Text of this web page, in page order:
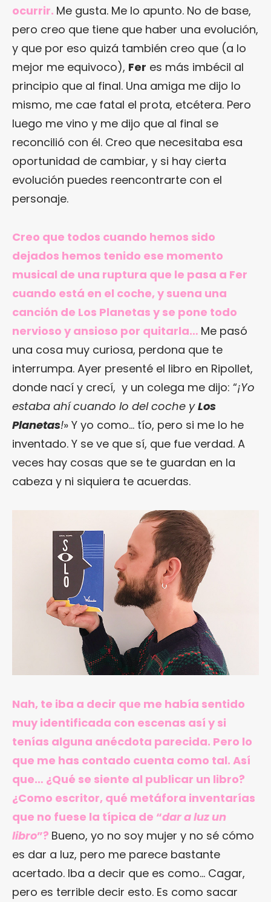
ocurrir. Me gusta. Me lo apunto. No de base,
pero creo que tiene que haber una evolución,
y que por eso quizá también creo que (a lo
mejor me equivoco), Fer es más imbécil al
principio que al final. Una amiga me dijo lo
mismo, me cae fatal el prota, etcétera. Pero
luego me vino y me dijo que al final se
reconcilió con él. Creo que necesitaba esa
oportunidad de cambiar, y si hay cierta
evolución puedes reencontrarte con el
personaje.
Creo que todos cuando hemos sido
dejados hemos tenido ese momento
musical de una ruptura que le pasa a Fer
cuando está en el coche, y suena una
canción de Los Planetas y se pone todo
nervioso y ansioso por quitarla… Me pasó
una cosa muy curiosa, perdona que te
interrumpa. Ayer presenté el libro en Ripollet,
donde nací y crecí, y un colega me dijo: “¡Yo
estaba ahí cuando lo del coche yLos
Planetas!» Y yo como… tío, pero si me lo he
inventado. Y se ve que sí, que fue verdad. A
veces hay cosas que se te guardan en la
cabeza y ni siquiera te acuerdas.
Nah, te iba a decir que me había sentido
muy identificada con escenas así y si
tenías alguna anécdota parecida. Pero lo
que me has contado cuenta como tal. Así
que… ¿Qué se siente al publicar un libro?
¿Como escritor, qué metáfora inventarías
que no fuese la típica de “dar a luz un
libro”? Bueno, yo no soy mujer y no sé cómo
es dar a luz, pero me parece bastante
acertado. Iba a decir que es como… Cagar,
pero es terrible decir esto. Es como sacar